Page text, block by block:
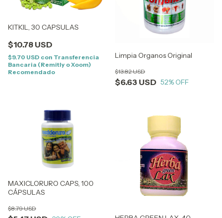
KITKIL, 30 CAPSULAS
$10.78 USD
$9.70 USD con Transferencia
Bancaria (Remitly o Xoom)
Recomendado
Limpia Organos Original
$6.63 USD
$13.82 USD
52% OFF
MAXICLORURO CAPS, 100
CÁPSULAS
$8.79 USD